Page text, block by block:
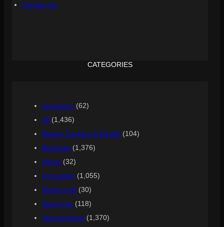
Contact Us
CATEGORIES
accessory (62)
All (1,436)
Beauty Fashion & Health (104)
Business (1,376)
Home (32)
Innovation (1,055)
Motorcycle (30)
News Car (118)
Special News (1,370)